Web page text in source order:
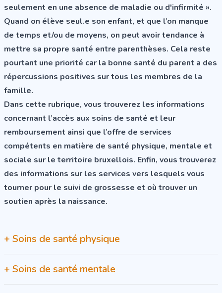
seulement en une absence de maladie ou d'infirmité ».
Quand on élève seul.e son enfant, et que l’on manque
de temps et/ou de moyens, on peut avoir tendance à
mettre sa propre santé entre parenthèses. Cela reste
pourtant une priorité car la bonne santé du parent a des
répercussions positives sur tous les membres de la
famille.
Dans cette rubrique, vous trouverez les informations
concernant l’accès aux soins de santé et leur
remboursement ainsi que l’offre de services
compétents en matière de santé physique, mentale et
sociale sur le territoire bruxellois. Enfin, vous trouverez
des informations sur les services vers lesquels vous
tourner pour le suivi de grossesse et où trouver un
soutien après la naissance.
+ Soins de santé physique
+ Soins de santé mentale